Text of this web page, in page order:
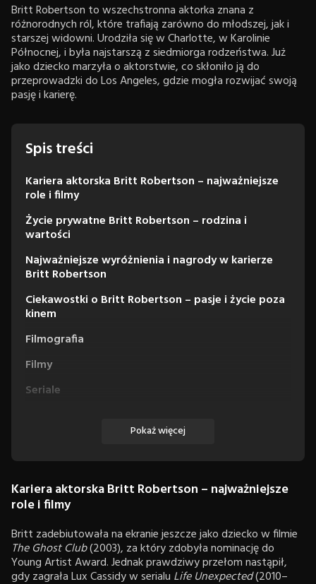
Britt Robertson to wszechstronna aktorka znana z
różnorodnych ról, które trafiają zarówno do młodszej, jak i
starszej widowni. Urodziła się w Charlotte, w Karolinie
Północnej, i była najstarszą z siedmiorga rodzeństwa. Już
jako dziecko marzyła o aktorstwie, co skłoniło ją do
przeprowadzki do Los Angeles, gdzie mogła rozwijać swoją
pasję i karierę.
Spis treści
Kariera aktorska Britt Robertson – najważniejsze
role i filmy
Życie prywatne Britt Robertson – rodzina i
wartości
Najważniejsze wyróżnienia i nagrody w karierze
Britt Robertson
Ciekawostki o Britt Robertson – pasje i życie poza
kinem
Filmografia
Filmy
Seriale
Pokaż więcej
Kariera aktorska Britt Robertson – najważniejsze
role i filmy
Britt zadebiutowała na ekranie jeszcze jako dziecko w filmie
The Ghost Club(2003), za który zdobyła nominację do
Young Artist Award. Jednak prawdziwy przełom nastąpił,
gdy zagrała Lux Cassidy w serialu Life Unexpected(2010–